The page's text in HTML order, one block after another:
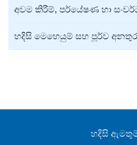
අවම කිරීම්, පර්යේෂණ හා
හදිසි මෙහෙයුම් සහ පූර්ව
හදිසි